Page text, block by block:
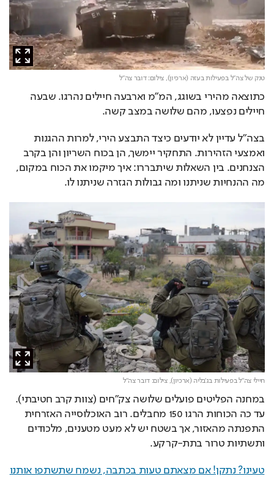
טנק של צה"ל בפעילות בעזה (ארכיון),צילום: דובר צה"ל
כתוצאה מהירי בשוגג, המ״מ וארבעה חיילים נהרגו. שבעה
חיילים נפצעו, מהם שלושה במצב קשה.
בצה"ל עדיין לא יודעים כיצד התבצע הירי, למרות ההגנות
ואמצעי הזהירות. התחקיר יימשך, הן בכוח השריון והן בקרב
הצנחנים. בין השאלות שיתבררו: איך מיקמו את הכוח במקום,
מה ההנחיות שניתנו ומה גבולות הגזרה שניתנו לו.
חיילי צה"ל בפעילות בג'בליה (ארכיון),צילום: דובר צה"ל
במחנה הפליטים פועלים שלושה צק"חים (צוות קרב חטיבתי).
עד כה הכוחות הרגו 150 מחבלים. רוב האוכלוסייה האזרחית
התפנתה מהאזור, אך בשטח יש לא מעט מטענים, מלכודים
ותשתיות טרור בתת-קרקע.
טעינו? נתקן! אם מצאתם טעות בכתבה, נשמח שתשתפו אותנו